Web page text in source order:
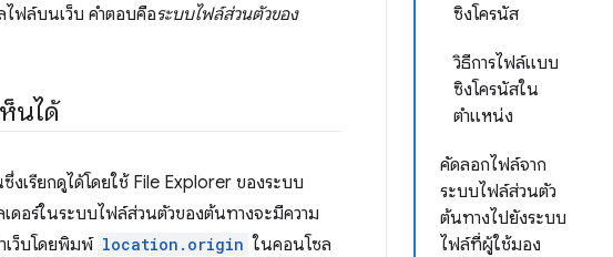
ซิงโครนัส
วิธีการไฟล์แบบ
ซิงโครนัสใน
ตำแหน่ง
คัดลอกไฟล์จาก
ระบบไฟล์ส่วนตัว
ต้นทางไปยังระบบ
ไฟล์ที่ผู้ใช้มอง
ไฟล์บนเว็บ คำตอบคือระบบไฟล์ส่วนตัวของ
นได้
เรียกดูได้โดยใช้ File Explorer ของระบบ
อร์ในระบบไฟล์ส่วนตัวของต้นทางจะมีความ
เว็บโดยพิมพ์ location.origin ในคอนโซล